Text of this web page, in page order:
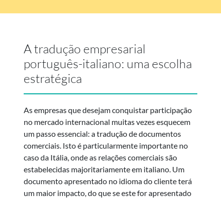
A tradução empresarial
português-italiano: uma escolha
estratégica
As empresas que desejam conquistar participação
no mercado internacional muitas vezes esquecem
um passo essencial: a tradução de documentos
comerciais. Isto é particularmente importante no
caso da Itália, onde as relações comerciais são
estabelecidas majoritariamente em italiano. Um
documento apresentado no idioma do cliente terá
um maior impacto, do que se este for apresentado